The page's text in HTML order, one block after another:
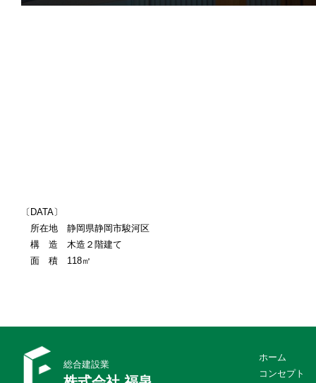
〔DATA〕
所在地 静岡県静岡市駿河区
構 造 木造２階建て
面 積 118㎡
総合建設業
ホーム
コンセプト